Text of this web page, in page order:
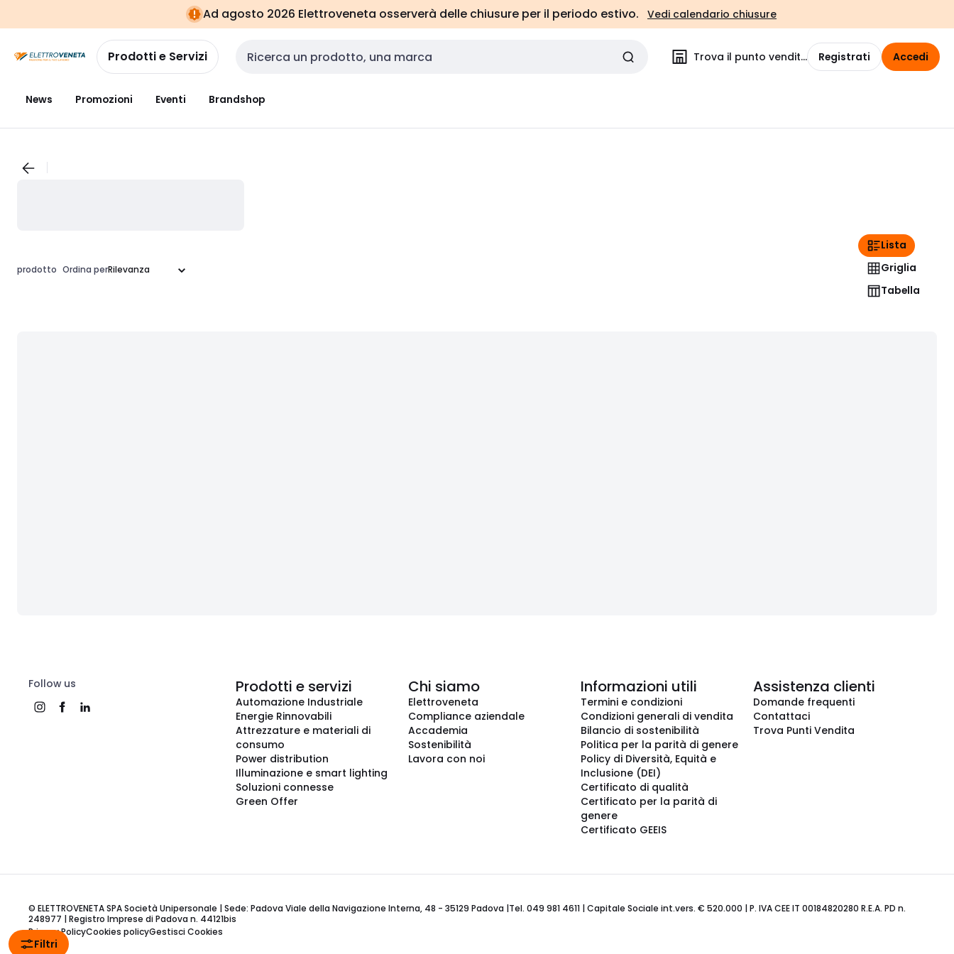
navigazionealla
pagina
Ad agosto 2026 Elettroveneta osserverà delle chiusure per il periodo estivo. Vedi calendario chiusure
Prodotti e Servizi Cerca input Trova il punto vendita Registrati Accedi
News Promozioni Eventi Brandshop
Filtri
prodotto Ordina per
Lista
Griglia
Tabella
Follow us Prodotti e servizi
Automazione Industriale
Energie Rinnovabili
Attrezzature e materiali di
consumo
Power distribution
Illuminazione e smart lighting
Soluzioni connesse
Green Offer
Chi siamo
Elettroveneta
Compliance aziendale
Accademia
Sostenibilità
Lavora con noi
Informazioni utili
Termini e condizioni
Condizioni generali di vendita
Bilancio di sostenibilità
Politica per la parità di genere
Policy di Diversità, Equità e
Inclusione (DEI)
Certificato di qualità
Certificato per la parità di
genere
Certificato GEEIS
Assistenza clienti
Domande frequenti
Contattaci
Trova Punti Vendita
© ELETTROVENETA SPA Società Unipersonale | Sede: Padova Viale della Navigazione Interna, 48 - 35129 Padova |Tel. 049 981 4611 | Capitale Sociale int.vers. € 520.000 | P. IVA CEE IT 00184820280 R.E.A. PD n.
248977 | Registro Imprese di Padova n. 44121bis
Privacy PolicyCookies policyGestisci Cookies